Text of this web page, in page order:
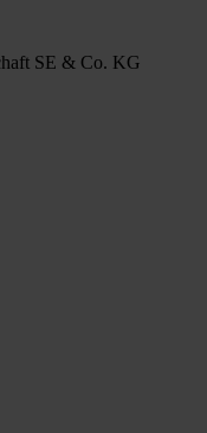
SE & Co. KG